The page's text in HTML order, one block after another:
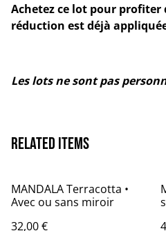
Achetez ce lot pour profiter
réduction est déjà
Les lots ne sont pas
Related items
MANDALA Terracotta •
Avec ou sans miroir
32,00 €